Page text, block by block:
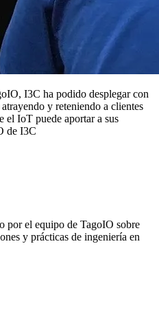
I3C ha podido desplegar con
y reteniendo a clientes
el IoT puede aportar a sus
de I3C
por el equipo de TagoIO sobre
y prácticas de ingeniería en